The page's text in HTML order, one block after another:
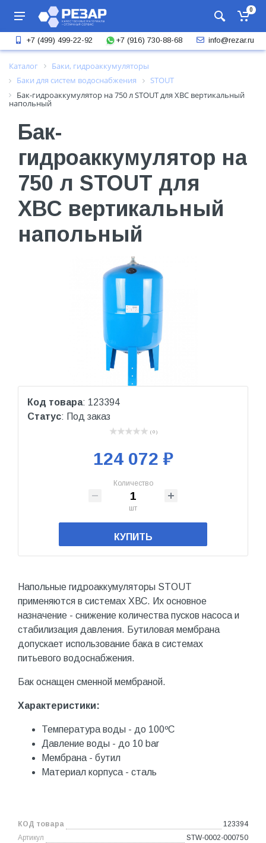
0
+7 (499) 499-22-92 +7 (916) 730-88-68 info@rezar.ru
Каталог
Баки, гидроаккумуляторы
Баки для систем водоснабжения
STOUT
Бак-гидроаккумулятор на 750 л STOUT для ХВС вертикальный
напольный
Бак-
гидроаккумулятор на
750 л STOUT для
ХВС вертикальный
напольный
Код товара: 123394
Статус: Под заказ
( 0 )
124 072 ₽
Количество
шт
КУПИТЬ
Напольные гидроаккумуляторы STOUT
применяются в системах ХВС. Их основное
назначение - снижение количества пусков насоса и
стабилизация давления. Бутиловая мембрана
допускает использование бака в системах
питьевого водоснабжения.
Бак оснащен сменной мембраной.
Характеристики:
Температура воды - до 100ºС
Давление воды - до 10 bar
Мембрана - бутил
Материал корпуса - сталь
КОД товара
123394
Артикул
STW-0002-000750